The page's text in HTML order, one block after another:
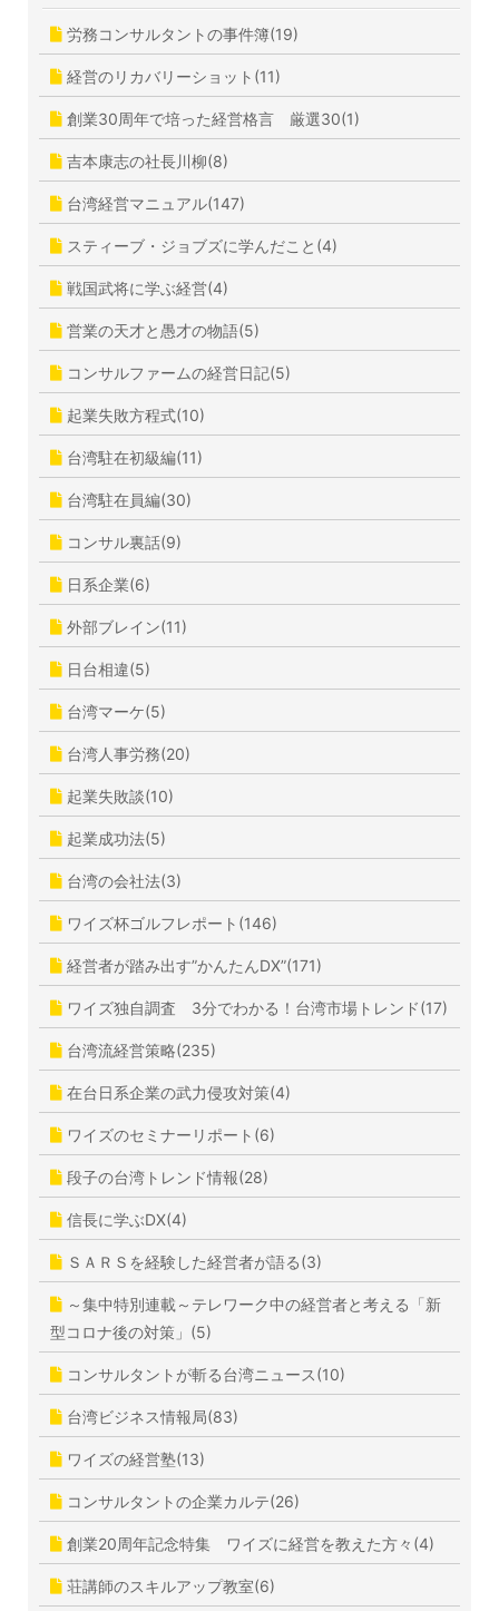
労務コンサルタントの事件簿(19)
経営のリカバリーショット(11)
創業30周年で培った経営格言 厳選30(1)
吉本康志の社長川柳(8)
台湾経営マニュアル(147)
スティーブ・ジョブズに学んだこと(4)
戦国武将に学ぶ経営(4)
営業の天才と愚才の物語(5)
コンサルファームの経営日記(5)
起業失敗方程式(10)
台湾駐在初級編(11)
台湾駐在員編(30)
コンサル裏話(9)
日系企業(6)
外部ブレイン(11)
日台相違(5)
台湾マーケ(5)
台湾人事労務(20)
起業失敗談(10)
起業成功法(5)
台湾の会社法(3)
ワイズ杯ゴルフレポート(146)
経営者が踏み出す”かんたんDX”(171)
ワイズ独自調査 3分でわかる！台湾市場トレンド(17)
台湾流経営策略(235)
在台日系企業の武力侵攻対策(4)
ワイズのセミナーリポート(6)
段子の台湾トレンド情報(28)
信長に学ぶDX(4)
ＳＡＲＳを経験した経営者が語る(3)
～集中特別連載～テレワーク中の経営者と考える「新
型コロナ後の対策」(5)
コンサルタントが斬る台湾ニュース(10)
台湾ビジネス情報局(83)
ワイズの経営塾(13)
コンサルタントの企業カルテ(26)
創業20周年記念特集 ワイズに経営を教えた方々(4)
荘講師のスキルアップ教室(6)